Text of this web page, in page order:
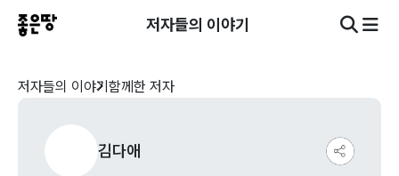
저자들의 이야기
저자들의 이야기 함께한 저자
김다애